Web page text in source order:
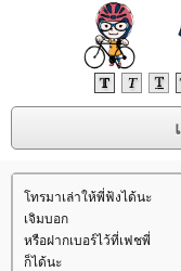
ทรมาเล่าให้พี่ฟ้งได้นะ
เจิมบอก
หรือฝากเบอร์ไว้ที่เฟชพี่
ก็ได้นะ